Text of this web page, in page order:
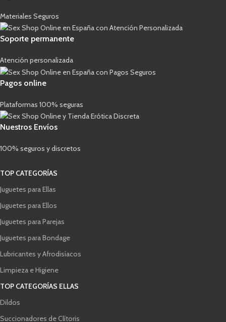
Materiales Seguros
Soporte permanente
Atención personalizada
Pagos online
Plataformas 100% seguras
Nuestros Envíos
100% seguros y discretos
TOP CATEGORÍAS
Juguetes para Ellas
Juguetes para Ellos
Juguetes para Parejas
Juguetes para Bondage
Lubricantes y Afrodisíacos
Limpieza e Higiene
TOP CATEGORÍAS ELLAS
Dildos
Succionadores de Clítoris